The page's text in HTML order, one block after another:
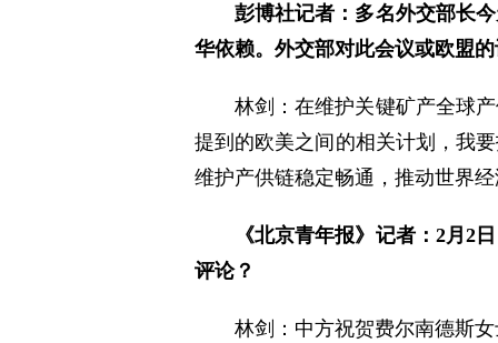
彭博社记者：多名外交部长
华依赖。外交部对此会议或欧盟
林剑：在维护关键矿产全球
提到的欧美之间的相关计划，我
维护产供链稳定畅通，推动世界
《北京青年报》记者：2月2
评论？
林剑：中方祝贺费尔南德斯